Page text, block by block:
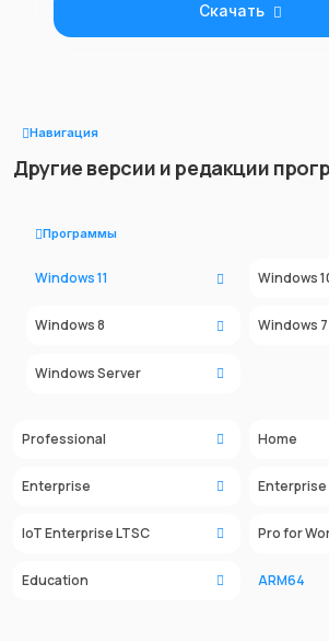
Скачать
Навигация
Другие версии и редакции
Программы
Windows 11 Windows
Windows 8 Windows 7
Windows Server
Professional Home
Enterprise Enterprise
IoT Enterprise LTSC Pro for
Education ARM64